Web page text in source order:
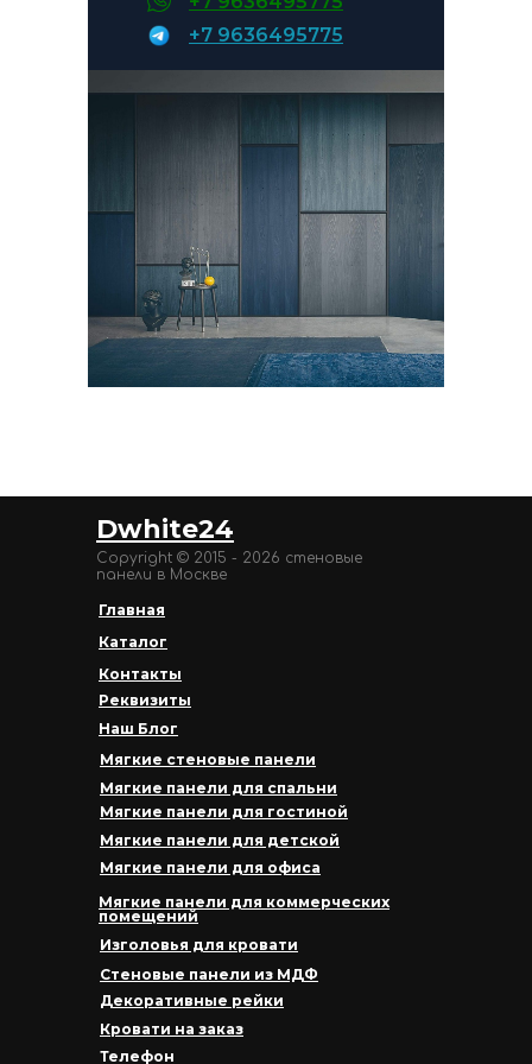
или по безналичному расчёту.
+7 9636495775
Телефон
Мягкие панели для коммерческих
помещений
Изголовья для кровати
Стеновые панели из МДФ
Декоративные рейки
Кровати на заказ
Мягкие стеновые панели
Мягкие панели для гостиной
Мягкие панели для детской
Мягкие панели для офиса
Мягкие панели для спальни
Главная
Каталог
Контакты
Реквизиты
Наш Блог
Copyright © 2015 - 2026 стеновые
панели в Москве
Dwhite24